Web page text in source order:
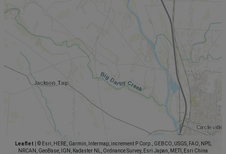
Leaflet
© Esri, HERE, Garmin, Intermap, increment P Corp., GEBCO, USGS, FAO, NPS,
NRCAN, GeoBase, IGN, Kadaster NL, Ordnance Survey, Esri Japan, METI, Esri China